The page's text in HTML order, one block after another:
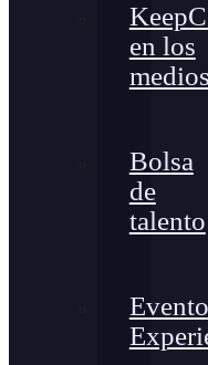
en los
medios
Bolsa
de
talento